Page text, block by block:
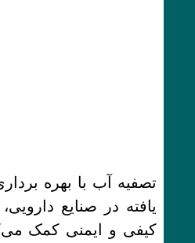
تصفیه آب با بهره
یافته در صنایع
کیفی و ایمنی کمک